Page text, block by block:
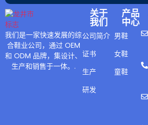
我们是一家快速发展的综
合鞋业公司，通过 OEM
和 ODM 品牌，集设计、
生产和销售于一体。.
关于
我们
公司简介
证书
生产
研发
产品
中心
男鞋
女鞋
童鞋